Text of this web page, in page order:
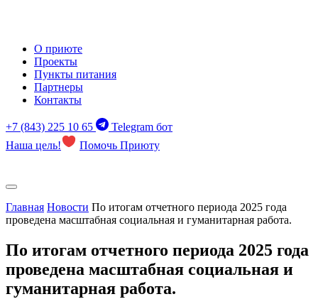
О приюте
Проекты
Пункты питания
Партнеры
Контакты
+7 (843) 225 10 65
Telegram бот
Наша цель!
Помочь Приюту
Главная Новости По итогам отчетного периода 2025 года
проведена масштабная социальная и гуманитарная работа.
По итогам отчетного периода 2025 года
проведена масштабная социальная и
гуманитарная работа.